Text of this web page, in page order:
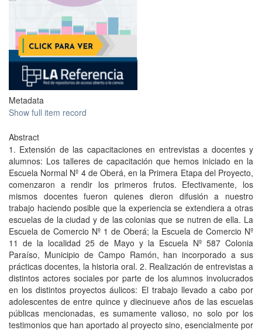
Metadata
Show full item record
Abstract
1. Extensión de las capacitaciones en entrevistas a docentes y
alumnos: Los talleres de capacitación que hemos iniciado en la
Escuela Normal Nº 4 de Oberá, en la Primera Etapa del Proyecto,
comenzaron a rendir los primeros frutos. Efectivamente, los
mismos docentes fueron quienes dieron difusión a nuestro
trabajo haciendo posible que la experiencia se extendiera a otras
escuelas de la ciudad y de las colonias que se nutren de ella. La
Escuela de Comercio Nº 1 de Oberá; la Escuela de Comercio Nº
11 de la localidad 25 de Mayo y la Escuela Nº 587 Colonia
Paraíso, Municipio de Campo Ramón, han incorporado a sus
prácticas docentes, la historia oral. 2. Realización de entrevistas a
distintos actores sociales por parte de los alumnos involucrados
en los distintos proyectos áulicos: El trabajo llevado a cabo por
adolescentes de entre quince y diecinueve años de las escuelas
públicas mencionadas, es sumamente valioso, no solo por los
testimonios que han aportado al proyecto sino, esencialmente por